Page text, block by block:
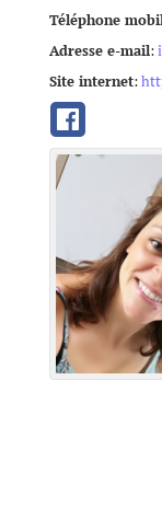
Téléphone
Adresse e-mail:
Site internet: